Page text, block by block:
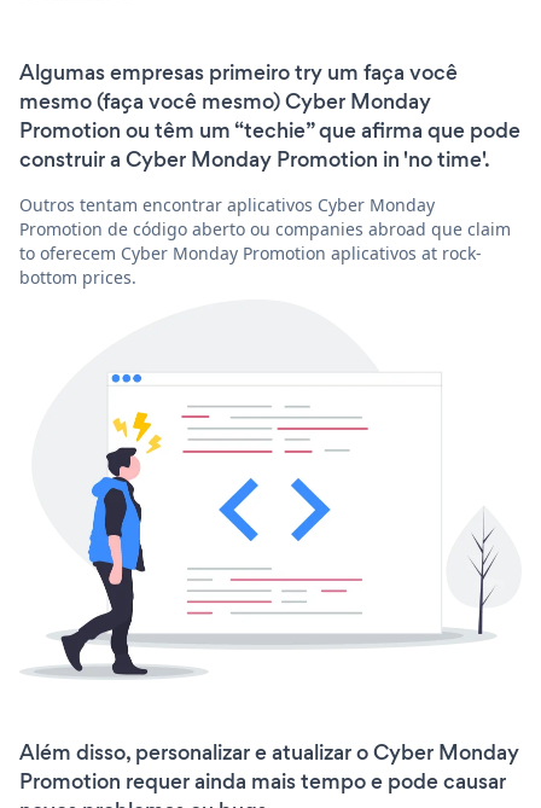
Algumas empresas primeiro try um faça você
mesmo (faça você mesmo) Cyber Monday
Promotion ou têm um “techie” que afirma que pode
construir a Cyber Monday Promotion in 'no time'.
Outros tentam encontrar aplicativos Cyber Monday
Promotion de código aberto ou companies abroad que claim
to oferecem Cyber Monday Promotion aplicativos at rock-
bottom prices.
Além disso, personalizar e atualizar o Cyber Monday
Promotion requer ainda mais tempo e pode causar